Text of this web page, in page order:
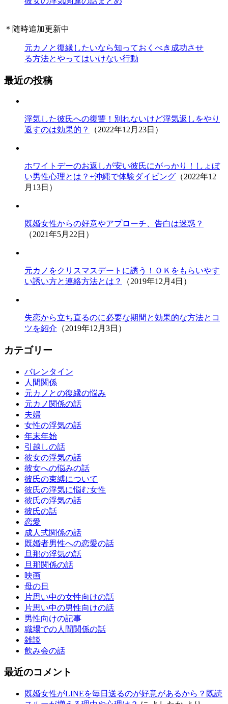
＊随時追加更新中
元カノと復縁したいなら知っておくべき成功させ
る方法とやってはいけない行動
最近の投稿
浮気した彼氏への復讐！別れないけど浮気返しをやり
返すのは効果的？
（2022年12月23日）
ホワイトデーのお返しが安い彼氏にがっかり！しょぼ
い男性心理とは？+沖縄で体験ダイビング （2022年12
月13日）
既婚女性からの好意やアプローチ、告白は迷惑？
（2021年5月22日）
元カノをクリスマスデートに誘う！ＯＫをもらいやす
い誘い方と連絡方法とは？
（2019年12月4日）
失恋から立ち直るのに必要な期間と効果的な方法とコ
ツを紹介 （2019年12月3日）
カテゴリー
バレンタイン
人間関係
元カノとの復縁の悩み
元カノ関係の話
夫婦
女性の浮気の話
年末年始
引越しの話
彼女の浮気の話
彼女への悩みの話
彼氏の束縛について
彼氏の浮気に悩む女性
彼氏の浮気の話
彼氏の話
恋愛
成人式関係の話
既婚者男性への恋愛の話
旦那の浮気の話
旦那関係の話
映画
母の日
片思い中の女性向けの話
片思い中の男性向けの話
男性向けの記事
職場での人間関係の話
雑談
飲み会の話
最近のコメント
既婚女性がLINEを毎日送るのが好意があるから？既読